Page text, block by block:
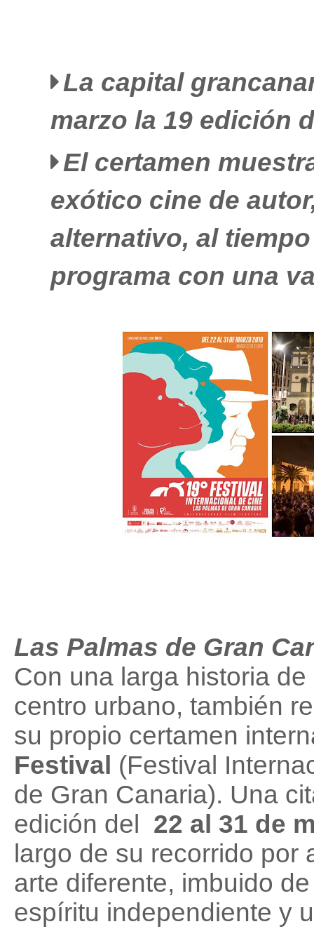
La capital
marzo la 19 edición
El certamen
exótico cine de
alternativo, al
programa con una
Las Palmas de Gran
Con una larga historia
centro urbano, también
su propio certamen
Festival (Festival
de Gran Canaria). Una
edición del
22 al 31 de
largo de su recorrido
arte diferente, imbuido
espíritu independiente y